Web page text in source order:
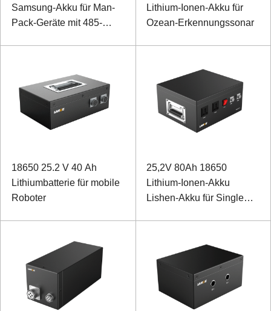
Samsung-Akku für Man-
Pack-Geräte mit 485-
Lithium-Ionen-Akku für
Ozean-Erkennungssonar
18650 25.2 V 40 Ah
Lithiumbatterie für mobile
Roboter
25,2V 80Ah 18650
Lithium-Ionen-Akku
Lishen-Akku für Single